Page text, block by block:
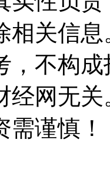
相关信
，不构
经网无
谨慎！